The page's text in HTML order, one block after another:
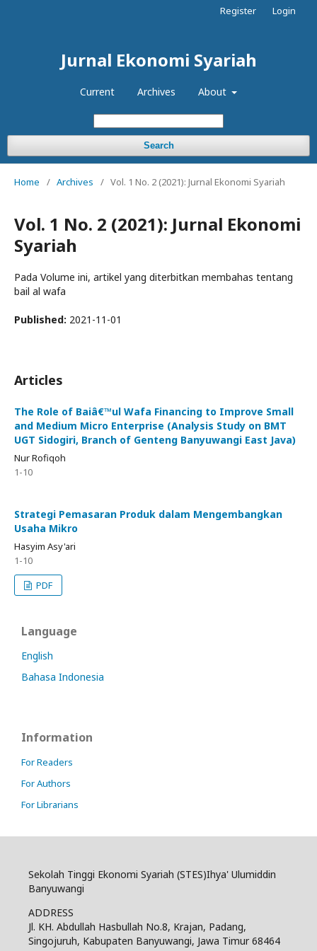
Jurnal Ekonomi Syariah
Current Archives About
Search
Register Login
Home / Archives / Vol. 1 No. 2 (2021): Jurnal Ekonomi Syariah
Vol. 1 No. 2 (2021): Jurnal Ekonomi
Syariah
Pada Volume ini, artikel yang diterbitkan membahas tentang
bail al wafa
Published: 2021-11-01
Articles
The Role of Baiâ€™ul Wafa Financing to Improve Small
and Medium Micro Enterprise (Analysis Study on BMT
UGT Sidogiri, Branch of Genteng Banyuwangi East Java)
Nur Rofiqoh
1-10
Strategi Pemasaran Produk dalam Mengembangkan
Usaha Mikro
Hasyim Asy'ari
1-10
PDF
Language
English
Bahasa Indonesia
Information
For Readers
For Authors
For Librarians
Sekolah Tinggi Ekonomi Syariah (STES)Ihya' Ulumiddin
Banyuwangi
ADDRESS
Jl. KH. Abdullah Hasbullah No.8, Krajan, Padang,
Singojuruh, Kabupaten Banyuwangi, Jawa Timur 68464